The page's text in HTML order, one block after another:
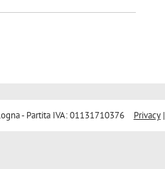
- Partita IVA: 01131710376 Privacy|